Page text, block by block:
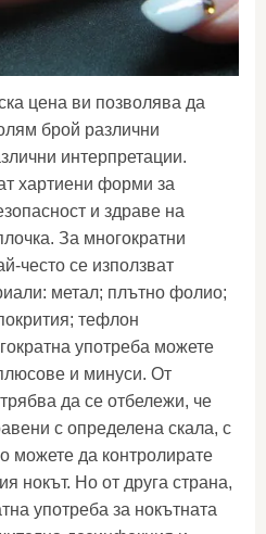
цена ви позволява да
брой различни
интерпретации.
хартиени форми за
и здраве на
За многократни
често се използват
метал; плътно фолио;
тефлон
употреба можете
и минуси. От
да се отбележи, че
с определена скала, с
можете да контролирате
нокът. Но от друга страна,
употреба за нокътната